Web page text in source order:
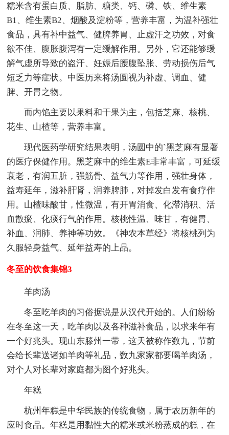
糯米含有蛋白质、脂肪、糖类、钙、磷、铁、维生素
B1、维生素B2、烟酸及淀粉等，营养丰富，为温补强壮
食品，具有补中益气、健脾养胃、止虚汗之功效，对食
欲不佳、腹胀腹泻有一定缓解作用。另外，它还能够缓
解气虚所导致的盗汗、妊娠后腰腹坠胀、劳动损伤后气
短乏力等症状。中医历来将汤圆视为补虚、调血、健
脾、开胃之物。
而内馅主要以果料和干果为主，包括芝麻、核桃、
花生、山楂等，营养丰富。
现代医药学研究结果表明，汤圆中的`黑芝麻有显著
的医疗保健作用。黑芝麻中的维生素E非常丰富，可延缓
衰老，有润五脏，强筋骨、益气力等作用，强壮身体，
益寿延年，滋补肝肾，润养脾肺，对掉发白发有食疗作
用。山楂味酸甘，性微温，有开胃消食、化滞消积、活
血散瘀、化痰行气的作用。核桃性温、味甘，有健胃、
补血、润肺、养神等功效。《神农本草经》将核桃列为
久服轻身益气、延年益寿的上品。
冬至的饮食集锦3
羊肉汤
冬至吃羊肉的习俗据说是从汉代开始的。人们纷纷
在冬至这一天，吃羊肉以及各种滋补食品，以求来年有
一个好兆头。现山东滕州一带，这天被称作数九，节前
会给长辈送诸如羊肉等礼品，数九家家都要喝羊肉汤，
对个人对长辈对家庭都为图个好兆头。
年糕
杭州年糕是中华民族的传统食物，属于农历新年的
应时食品。年糕是用黏性大的糯米或米粉蒸成的糕，在